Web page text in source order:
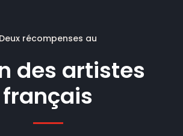
Deux récompenses au
des artistes
français